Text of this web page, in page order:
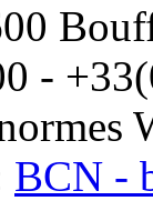
-
BCN -